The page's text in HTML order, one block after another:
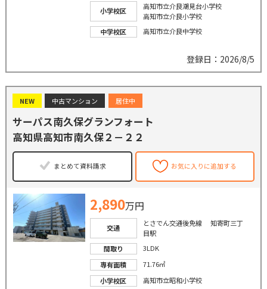
小学校区
高知市立介良潮見台小学校
高知市立介良小学校
中学校区
高知市立介良中学校
登録日：2026/8/5
NEW 中古マンション 居住中
サーパス南久保グランフォート
高知県高知市南久保２－２２
まとめて資料請求 お気に入りに追加する
2,890万円
交通
とさでん交通後免線 知寄町三丁
目駅
間取り
3LDK
専有面積
71.76㎡
小学校区
高知市立昭和小学校